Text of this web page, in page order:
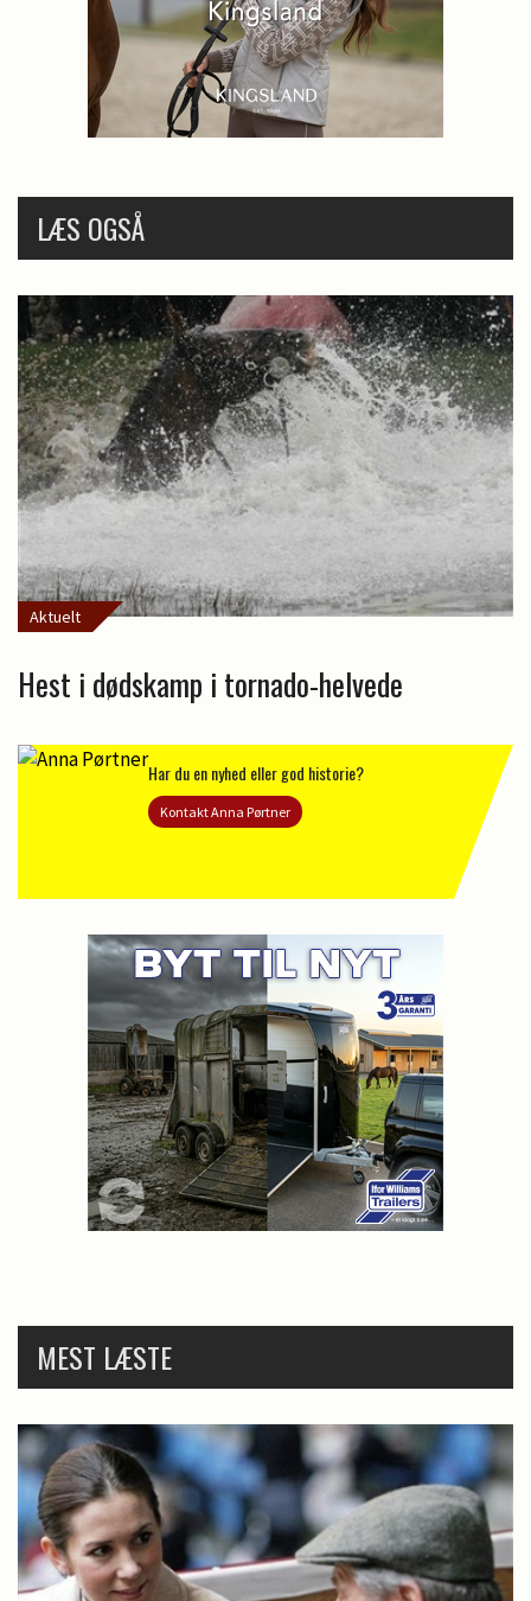
LÆS OGSÅ
Aktuelt
Hest i dødskamp i tornado-helvede
Har du en nyhed eller god historie?
Kontakt Anna Pørtner
MEST LÆSTE